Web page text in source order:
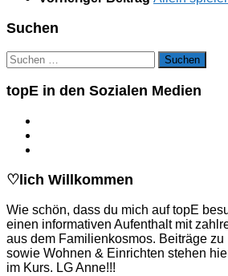
Suchen
Suchen
nach:
topE in den Sozialen Medien
♡lich Willkommen
Wie schön, dass du mich auf topE
einen informativen Aufenthalt mit
aus dem Familienkosmos. Beiträge
sowie Wohnen & Einrichten stehen
im Kurs. LG Anne!!!